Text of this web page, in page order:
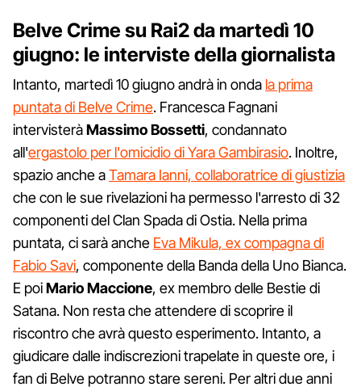
Belve Crime su Rai2 da martedì 10
giugno: le interviste della giornalista
Intanto, martedì 10 giugno andrà in onda la prima
puntata di Belve Crime. Francesca Fagnani
intervisteràMassimo Bossetti, condannato
all'ergastolo per l'omicidio di Yara Gambirasio. Inoltre,
spazio anche aTamara Ianni, collaboratrice di giustizia
che con le sue rivelazioni ha permesso l'arresto di 32
componenti del Clan Spada di Ostia. Nella prima
puntata, ci sarà anche Eva Mikula, ex compagna di
Fabio Savi, componente della Banda della Uno Bianca.
E poiMario Maccione, ex membro delle Bestie di
Satana. Non resta che attendere di scoprire il
riscontro che avrà questo esperimento. Intanto, a
giudicare dalle indiscrezioni trapelate in queste ore, i
fan di Belve potranno stare sereni. Per altri due anni